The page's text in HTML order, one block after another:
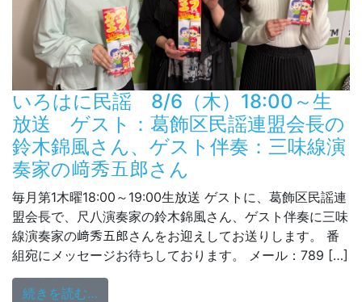
いろはに民謡 8/6（木）18:00～生
放送 ゲスト：葛飾区民謡連盟会長の
鈴木錦風さん、ゲスト伴奏：三味線演
奏家の﨑秀五郎さん
毎月第1木曜18:00～19:00生放送 ゲストに、葛飾区民謡連
盟会長で、尺八演奏家の鈴木錦風さん、ゲスト伴奏に三味
線演奏家の﨑秀五郎さんをお迎えしてお送りします。 番
組宛にメッセージお待ちしております。 メール：789 […]
続きを読む…